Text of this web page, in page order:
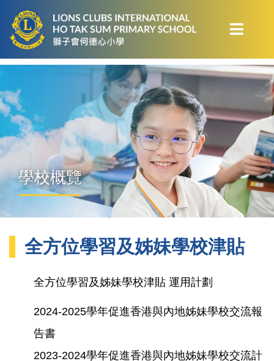
學校概覽
全方位學習及姊妹學校津貼
全方位學習及姊妹學校津貼 運用計劃
2024-2025學年促進香港與內地姊妹學校交流報
告書
2023-2024學年促進香港與內地姊妹學校交流計